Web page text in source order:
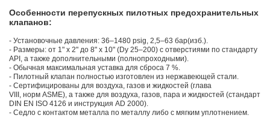
Особенности перепускных пилотных предохранительных
клапанов:
- Установочные давления: 36–1480 psig, 2,5–63 бар(изб.).
- Размеры: от 1" x 2" до 8" x 10" (Dу 25–200) с отверстиями по стандарту
API, а также дополнительными (полнопроходными).
- Обычная максимальная уставка для сброса 7 %.
- Пилотный клапан полностью изготовлен из нержавеющей стали.
- Сертифицированы для воздуха, газов и жидкостей (глава
VIII, норм ASME), а также для воздуха, газов, пара и жидкостей (стандарт
DIN EN ISO 4126 и инструкция AD 2000).
- Седло с контактом металла по металлу либо с мягким уплотнением.